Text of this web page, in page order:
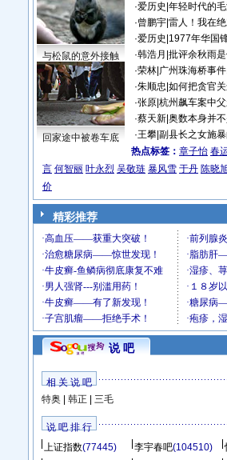
与松鼠的意外接触
回家途中被卷车底
·爱历史 年轻时代的
·曾鹏宇| 雷人！我在
·爱历史 1977年华国
·韩浩月 批评余秋雨
·荣林| 广州珠海桥事
·朱顺忠 如何把贪官
·张原| 杭州飙车案中
·蔡天新| 奥数本身并
·王攀| 副县长之女施
热点标签： 章子怡 春
言 何智丽 叶永烈 吴敬琏 暴风雪 于丹 陈晓
价
精彩推荐
说 吧
相 关 说 吧
特奥
韩正 三毛
说 吧 排 行
上证指数(77445) 李宇春吧(104510)